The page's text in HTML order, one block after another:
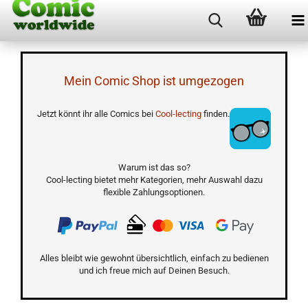
Mein Comic Shop ist umgezogen
Jetzt könnt ihr alle Comics bei Cool-lecting finden.
Warum ist das so?
Cool-lecting bietet mehr Kategorien, mehr Auswahl dazu
flexible Zahlungsoptionen.
Alles bleibt wie gewohnt übersichtlich, einfach zu bedienen
und ich freue mich auf Deinen Besuch.